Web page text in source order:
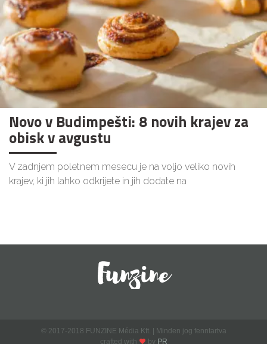
Novo v Budimpešti: 8 novih krajev za
obisk v avgustu
V zadnjem poletnem mesecu je na voljo veliko novih
krajev, ki jih lahko odkrijete in jih dodate na
© 2017-2018 FUNZINE Média Kft. | Minden jog fenntartva
crafted with
by PR